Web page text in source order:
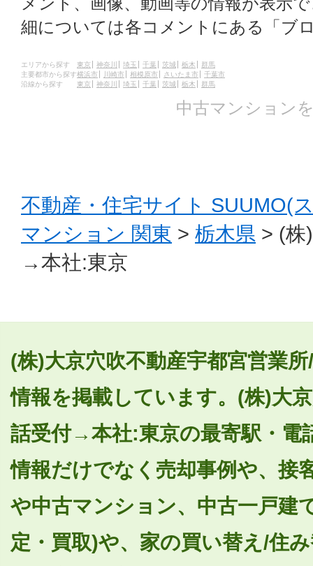
細については各コメントにある「ブ
エリアから探す 東京 神奈川 埼玉 千葉 茨城 栃木
群馬
主要都市から探す横浜市 川崎市 相模原市 さいたま市
千葉市
沿線から探す
東京 神奈川 埼玉 千葉 茨城 栃木 群馬
中古マンション
不動産・住宅サイト SUUMO(
マンション 関東 > 栃木県 > (株
→本社:東京
(株)大京穴吹不動産宇都宮営業
情報を掲載しています。(株)大
話受付→本社:東京の最寄駅・電
情報だけでなく売却事例や、接
や中古マンション、中古一戸建
定・買取)や、家の買い替え/住